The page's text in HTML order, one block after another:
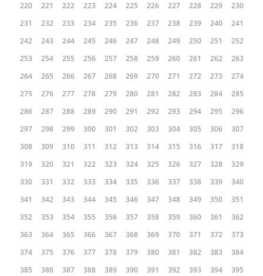
220
221 222 223 224 225 226 227 228 229
230
231
232 233 234 235 236 237 238 239 240
241
242
243 244 245 246 247 248 249 250 251
252
253
254 255 256 257 258 259 260 261 262
263
264
265 266 267 268 269 270 271 272 273
274
275
276 277 278 279 280 281 282 283 284
285
286
287 288 289 290 291 292 293 294 295
296
297
298 299 300 301 302 303 304 305 306
307
308
309 310 311 312 313 314 315 316 317
318
319
320 321 322 323 324 325 326 327 328
329
330
331 332 333 334 335 336 337 338 339
340
341
342 343 344 345 346 347 348 349 350
351
352
353 354 355 356 357 358 359 360 361
362
363
364 365 366 367 368 369 370 371 372
373
374
375 376 377 378 379 380 381 382 383
384
385
386 387 388 389 390 391 392 393 394
395